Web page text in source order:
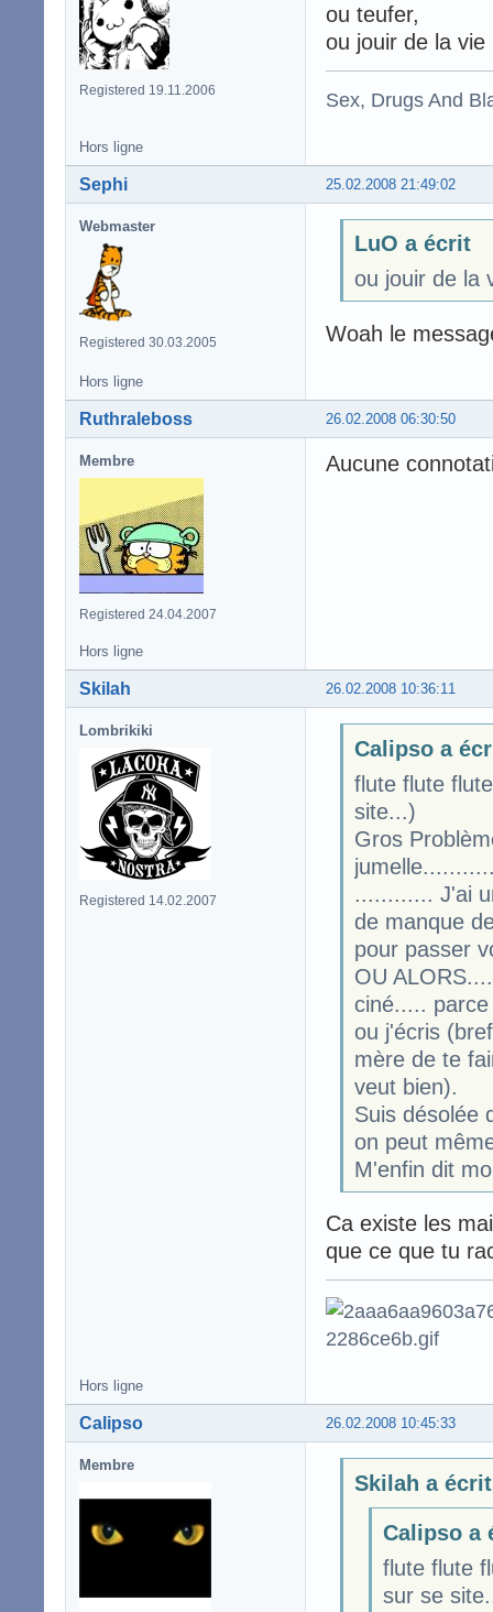
Registered 19.11.2006
ou teufer,
ou jouir de la
Sex, Drugs And
Hors ligne
25.02.2008 21:49:02
Sephi
Webmaster
Registered 30.03.2005
LuO a écrit
ou jouir de la
Woah le
Hors ligne
26.02.2008 06:30:50
Ruthraleboss
Membre
Registered 24.04.2007
Aucune
Hors ligne
26.02.2008 10:36:11
Skilah
Lombrikiki
Registered 14.02.2007
Calipso a
flute flute
site...)
Gros
............ J'ai
de manque
pour passer
OU
ciné.....
ou j'écris
mère de te
veut bien).
Suis désolée
on peut
M'enfin dit
Ca existe les
que ce que tu
Hors ligne
26.02.2008 10:45:33
Calipso
Membre
Skilah a écrit
Calipso a
flute flute
sur se